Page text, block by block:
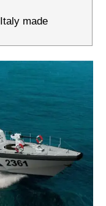
Italy made